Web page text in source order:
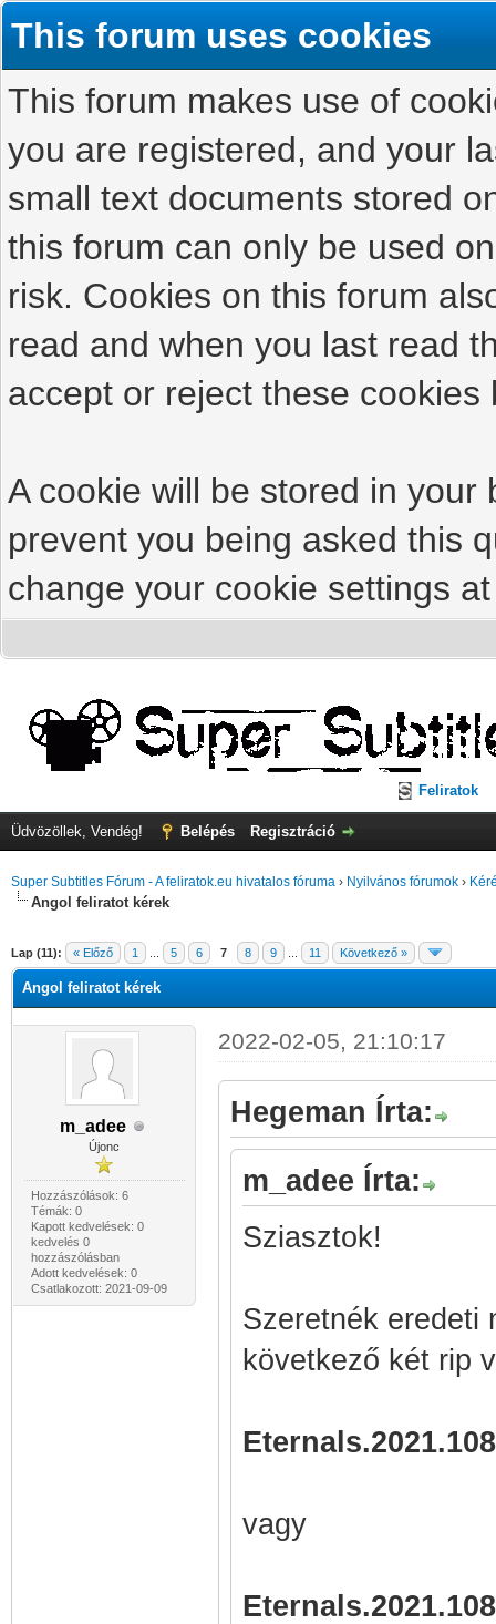
This forum uses cookies
This forum makes use of
you are registered, and your
small text documents stored
this forum can only be used
risk. Cookies on this forum
read and when you last read
accept or reject these cookies
A cookie will be stored in
prevent you being asked this
change your cookie settings
Feliratok
Üdvözöllek, Vendég! Belépés Regisztráció
Super Subtitles Fórum - A feliratok.eu hivatalos fóruma › Nyilvános fórumok ›
Angol feliratot kérek
Lap (11): « Előző 1 5 6 7 8 9 11 Következő »
Angol feliratot kérek
m_adee
Újonc
Hozzászólások: 6
Témák: 0
Kapott kedvelések: 0
kedvelés 0
hozzászólásban
Adott kedvelések: 0
Csatlakozott: 2021-09-09
2022-02-05, 21:10:17
Hegeman Írta:
m_adee Írta:
Sziasztok!
Szeretnék eredeti
következő két rip
vagy